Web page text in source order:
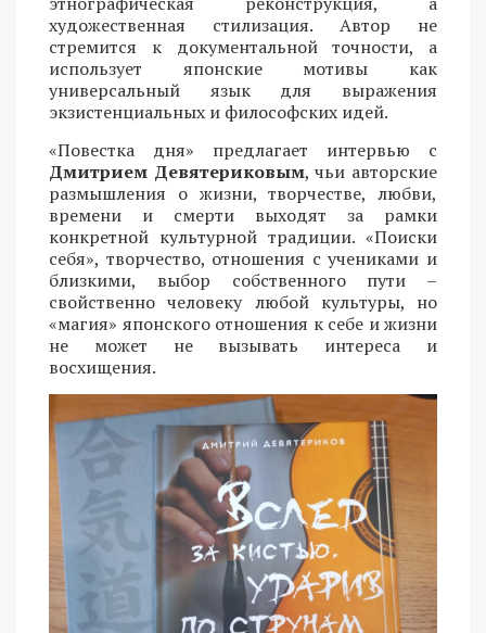
художественная стилизация. Автор не
стремится к документальной точности, а
использует японские мотивы как
универсальный язык для выражения
экзистенциальных и философских идей.
«Повестка дня» предлагает интервью с
Дмитрием Девятериковым, чьи авторские
размышления о жизни, творчестве, любви,
времени и смерти выходят за рамки
конкретной культурной традиции. «Поиски
себя», творчество, отношения с учениками и
близкими, выбор собственного пути –
свойственно человеку любой культуры, но
«магия» японского отношения к себе и жизни
не может не вызывать интереса и
восхищения.